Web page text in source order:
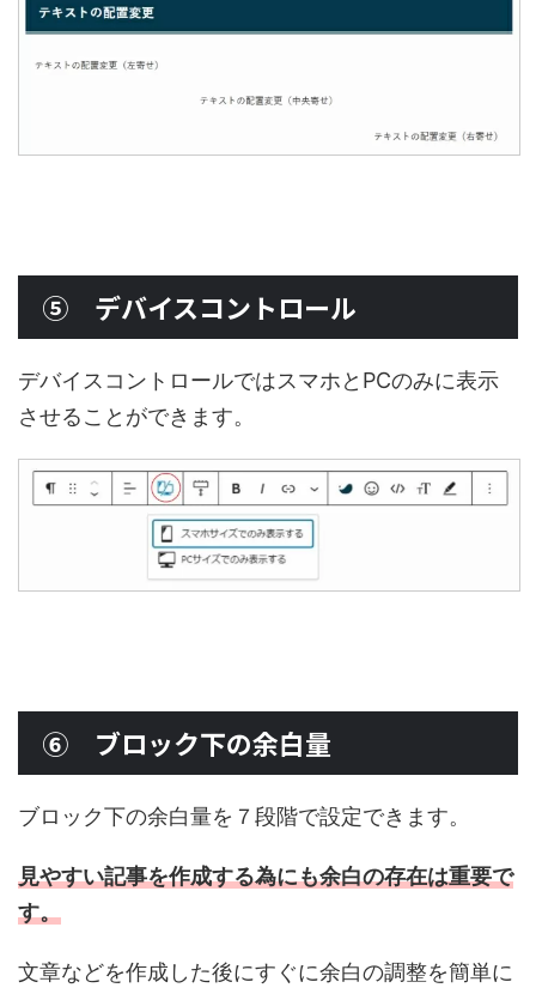
⑤ デバイスコントロール
デバイスコントロールではスマホとPCのみに表示
させることができます。
⑥ ブロック下の余白量
ブロック下の余白量を７段階で設定できます。
見やすい記事を作成する為にも余白の存在は重要で
す。
文章などを作成した後にすぐに余白の調整を簡単に